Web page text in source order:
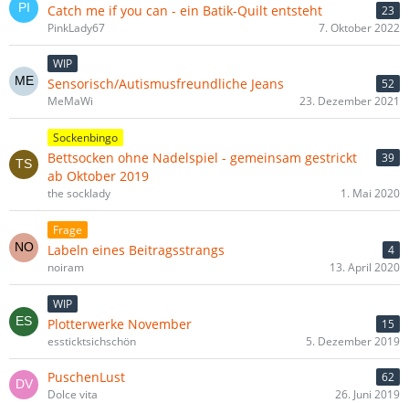
Catch me if you can - ein Batik-Quilt entsteht
23
PinkLady67
7. Oktober 2022
WIP
Sensorisch/Autismusfreundliche Jeans
52
MeMaWi
23. Dezember 2021
Sockenbingo
Bettsocken ohne Nadelspiel - gemeinsam gestrickt
ab Oktober 2019
39
the socklady 1. Mai 2020
Frage
Labeln eines Beitragsstrangs
4
noiram
13. April 2020
WIP
Plotterwerke November
15
essticktsichschön
5. Dezember 2019
PuschenLust
62
Dolce vita
26. Juni 2019